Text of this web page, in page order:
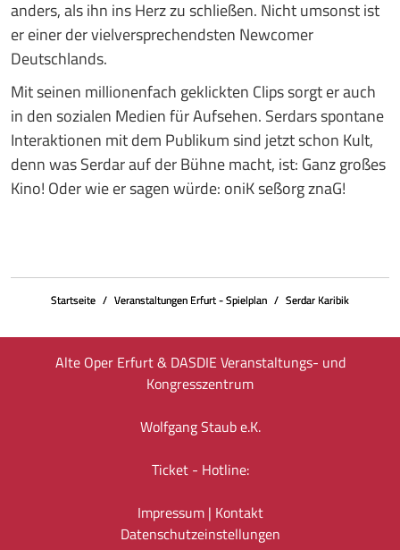
anders, als ihn ins Herz zu schließen. Nicht umsonst ist
er einer der vielversprechendsten Newcomer
Deutschlands.
Mit seinen millionenfach geklickten Clips sorgt er auch
in den sozialen Medien für Aufsehen. Serdars spontane
Interaktionen mit dem Publikum sind jetzt schon Kult,
denn was Serdar auf der Bühne macht, ist: Ganz großes
Kino! Oder wie er sagen würde: oniK seßorg znaG!
Startseite Veranstaltungen Erfurt - Spielplan Serdar Karibik
Alte Oper Erfurt & DASDIE Veranstaltungs- und
Kongresszentrum
Wolfgang Staub e.K.
Ticket - Hotline:
Impressum| Kontakt
Datenschutz­einstellungen